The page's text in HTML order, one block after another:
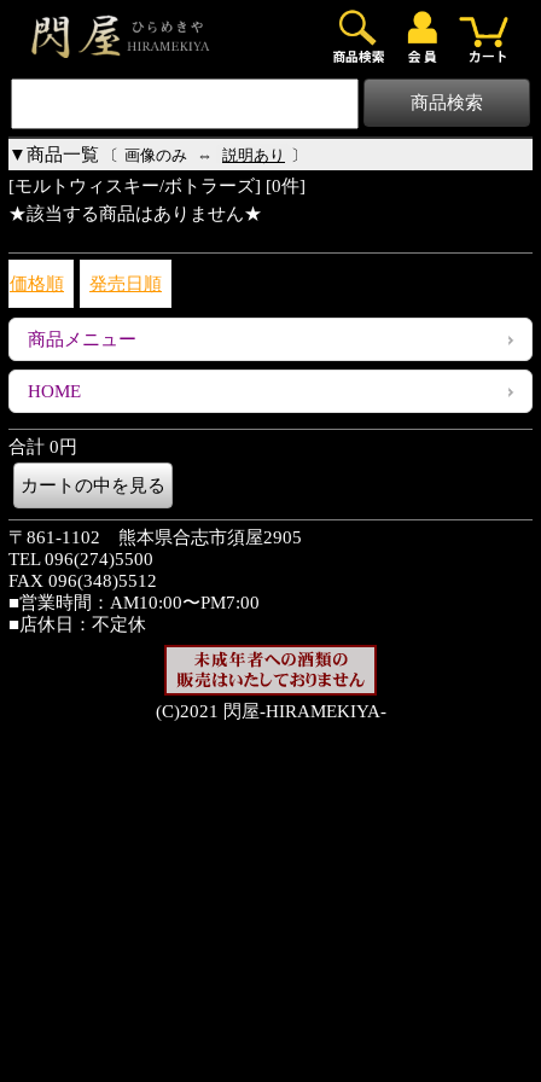
▼商品一覧 〔 画像のみ ⇔ 説明あり 〕
[モルトウィスキー/ボトラーズ] [0件]
★該当する商品はありません★
価格順 発売日順
商品メニュー
HOME
合計 0円
〒861-1102 熊本県合志市須屋2905
TEL 096(274)5500
FAX 096(348)5512
■営業時間：AM10:00〜PM7:00
■店休日：不定休
(C)2021 閃屋-HIRAMEKIYA-